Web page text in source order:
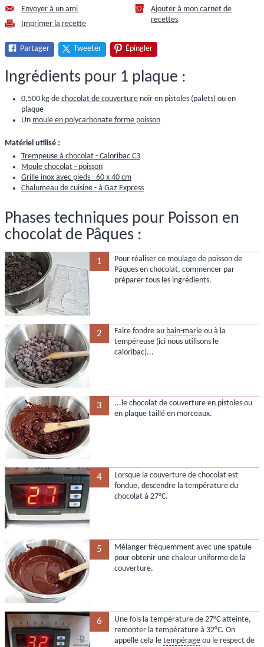
Envoyer à un ami
Imprimer la recette
Ajouter à mon carnet de
recettes
Partager Tweeter Épingler
Ingrédients pour 1 plaque :
0,500 kg de chocolat de couverture noir en pistoles (palets) ou en
plaque
Un moule en polycarbonate forme poisson
Matériel utilisé :
Trempeuse à chocolat - Caloribac C3
Moule chocolat - poisson
Grille inox avec pieds - 60 x 40 cm
Chalumeau de cuisine - à Gaz Express
Phases techniques pour Poisson en
chocolat de Pâques :
1
Pour réaliser ce moulage de poisson de
Pâques en chocolat, commencer par
préparer tous les ingrédients.
2 Faire fondre au bain-marieou à la
tempéreuse (ici nous utilisons le
caloribac)...
3
...le chocolat de couverture en pistoles ou
en plaque taillé en morceaux.
4
Lorsque la couverture de chocolat est
fondue, descendre la température du
chocolat à 27°C.
5
Mélanger fréquemment avec une spatule
pour obtenir une chaleur uniforme de la
couverture.
6
Une fois la température de 27°C atteinte,
remonter la température à 32°C. On
appelle cela le tempérageou le respect de